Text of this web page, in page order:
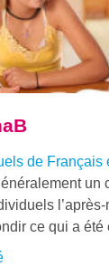
de Français
un
l’après-
ce qui a